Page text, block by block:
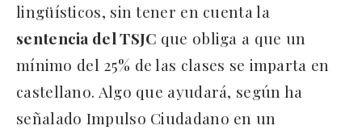
lingüísticos, sin tener en cuenta la
sentencia del TSJC que obliga a que un
mínimo del 25% de las clases se imparta en
castellano. Algo que ayudará, según ha
señalado Impulso Ciudadano en un